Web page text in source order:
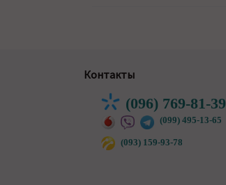
Контакты
(096) 769-81-39
(099) 495-13-65
(093) 159-93-78